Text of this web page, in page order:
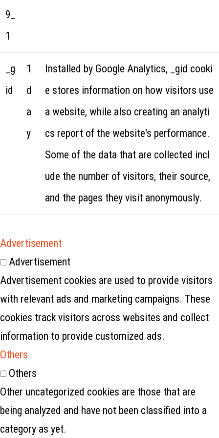
9_
1
_g
id
1
d
a
y
Installed by Google Analytics, _gid cooki
e stores information on how visitors use
a website, while also creating an analyti
cs report of the website's performance.
Some of the data that are collected incl
ude the number of visitors, their source,
and the pages they visit anonymously.
Advertisement
Advertisement
Advertisement cookies are used to provide visitors
with relevant ads and marketing campaigns. These
cookies track visitors across websites and collect
information to provide customized ads.
Others
Others
Other uncategorized cookies are those that are
being analyzed and have not been classified into a
category as yet.